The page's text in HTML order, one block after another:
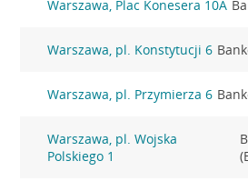
Warszawa, Plac Konesera 10A
Warszawa, pl. Konstytucji 6
Warszawa, pl. Przymierza 6
Warszawa, pl. Wojska
Polskiego 1